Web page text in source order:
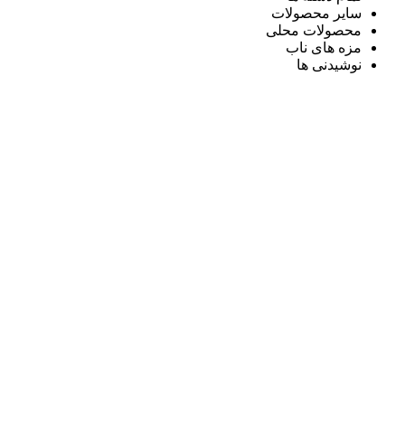
سایر محصولات
محصولات محلی
مزه های ناب
نوشیدنی ها